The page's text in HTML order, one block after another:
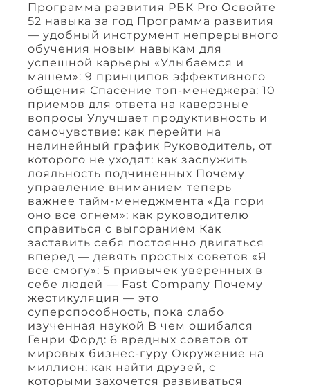
Программа развития РБК Pro Освойте
52 навыка за год Программа развития
— удобный инструмент непрерывного
обучения новым навыкам для
успешной карьеры «Улыбаемся и
машем»: 9 принципов эффективного
общения Спасение топ-менеджера: 10
приемов для ответа на каверзные
вопросы Улучшает продуктивность и
самочувствие: как перейти на
нелинейный график Руководитель, от
которого не уходят: как заслужить
лояльность подчиненных Почему
управление вниманием теперь
важнее тайм-менеджмента «Да гори
оно все огнем»: как руководителю
справиться с выгоранием Как
заставить себя постоянно двигаться
вперед — девять простых советов «Я
все смогу»: 5 привычек уверенных в
себе людей — Fast Company Почему
жестикуляция — это
суперспособность, пока слабо
изученная наукой В чем ошибался
Генри Форд: 6 вредных советов от
мировых бизнес-гуру Окружение на
миллион: как найти друзей, с
которыми захочется развиваться